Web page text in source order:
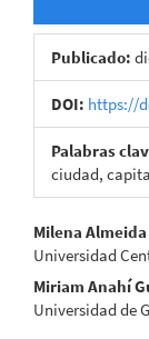
Publicado:
DOI: https://
Palabras
ciudad,
del
Milena
Universidad
Miriam Anahí
Universidad de